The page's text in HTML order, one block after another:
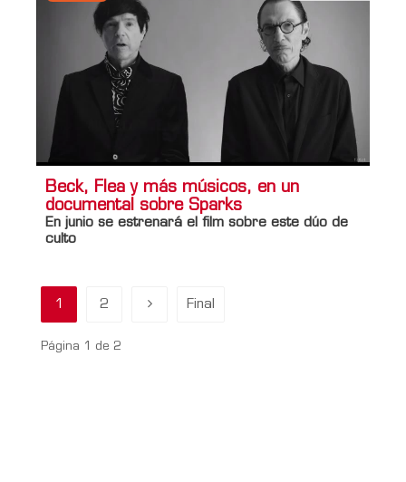
Beck, Flea y más músicos, en un
documental sobre Sparks
En junio se estrenará el film sobre este dúo de
culto
1 2 Final
Página 1 de 2